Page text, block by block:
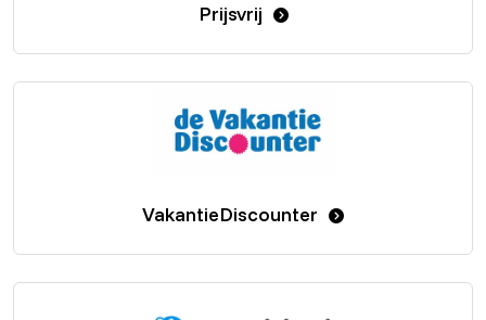
Prijsvrij
VakantieDiscounter